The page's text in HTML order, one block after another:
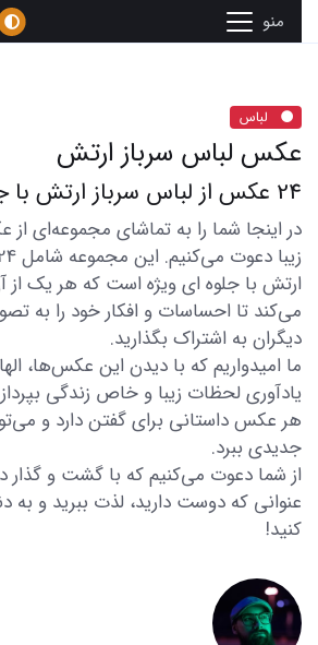
منو
لباس
عکس لباس سرباز ارتش
24 عکس از لباس سرباز ارتش با جلوه ای ویژه
در اینجا شما را به تماشای مجموعه‌ای
ارتش با جلوه ای ویژه است که هر یک
می‌کند تا احساسات و افکار خود را به
دیگران به اشتراک بگذارید.
ما امیدواریم که با دیدن این عکس‌ها،
یادآوری لحظات زیبا و خاص زندگی
هر عکس داستانی برای گفتن دارد و
جدیدی ببرد.
از شما دعوت می‌کنیم که با گشت و گذار
عنوانی که دوست دارید، لذت ببرید و به
کنید!